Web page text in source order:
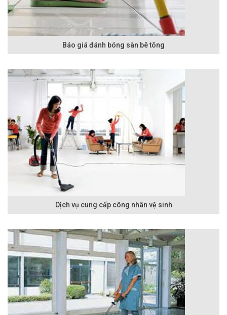
Báo giá đánh bóng sàn bê tông
Dịch vụ cung cấp công nhân vệ sinh